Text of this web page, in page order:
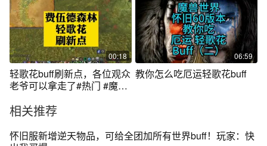
00:18
轻歌花buff刷新点，各位观众
老爷可以拿走了#热门 #魔兽
视频
06:59
教你怎么吃厄运轻歌花buff
相关推荐
怀旧服新增逆天物品，可给全团加所有世界buff！玩家：快